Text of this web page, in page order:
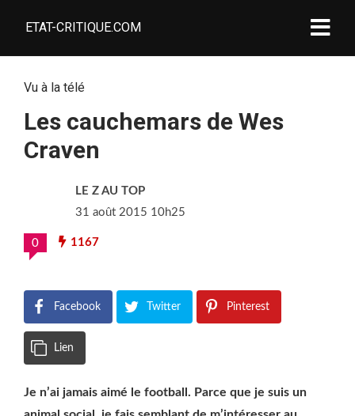
ETAT-CRITIQUE.COM
Vu à la télé
Les cauchemars de Wes
Craven
LE Z AU TOP
31 août 2015 10h25
0 1167
Facebook Twitter Pinterest
Lien
Je n’ai jamais aimé le football. Parce que je suis un